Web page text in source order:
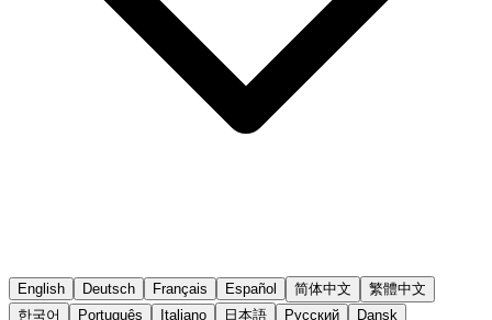
English Deutsch Français Español 简体中文
繁體中文
한국어
Português Italiano 日本語 Русский
Dansk